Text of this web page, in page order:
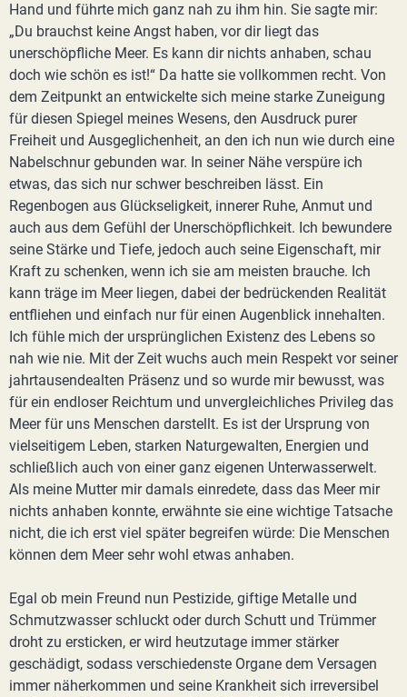
Hand und führte mich ganz nah zu ihm hin. Sie sagte mir:
„Du brauchst keine Angst haben, vor dir liegt das
unerschöpfliche Meer. Es kann dir nichts anhaben, schau
doch wie schön es ist!“ Da hatte sie vollkommen recht. Von
dem Zeitpunkt an entwickelte sich meine starke Zuneigung
für diesen Spiegel meines Wesens, den Ausdruck purer
Freiheit und Ausgeglichenheit, an den ich nun wie durch eine
Nabelschnur gebunden war. In seiner Nähe verspüre ich
etwas, das sich nur schwer beschreiben lässt. Ein
Regenbogen aus Glückseligkeit, innerer Ruhe, Anmut und
auch aus dem Gefühl der Unerschöpflichkeit. Ich bewundere
seine Stärke und Tiefe, jedoch auch seine Eigenschaft, mir
Kraft zu schenken, wenn ich sie am meisten brauche. Ich
kann träge im Meer liegen, dabei der bedrückenden Realität
entfliehen und einfach nur für einen Augenblick innehalten.
Ich fühle mich der ursprünglichen Existenz des Lebens so
nah wie nie. Mit der Zeit wuchs auch mein Respekt vor seiner
jahrtausendealten Präsenz und so wurde mir bewusst, was
für ein endloser Reichtum und unvergleichliches Privileg das
Meer für uns Menschen darstellt. Es ist der Ursprung von
vielseitigem Leben, starken Naturgewalten, Energien und
schließlich auch von einer ganz eigenen Unterwasserwelt.
Als meine Mutter mir damals einredete, dass das Meer mir
nichts anhaben konnte, erwähnte sie eine wichtige Tatsache
nicht, die ich erst viel später begreifen würde: Die Menschen
können dem Meer sehr wohl etwas anhaben.
Egal ob mein Freund nun Pestizide, giftige Metalle und
Schmutzwasser schluckt oder durch Schutt und Trümmer
droht zu ersticken, er wird heutzutage immer stärker
geschädigt, sodass verschiedenste Organe dem Versagen
immer näherkommen und seine Krankheit sich irreversibel